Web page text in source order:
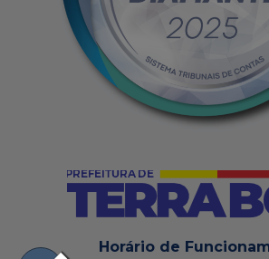
Horário de